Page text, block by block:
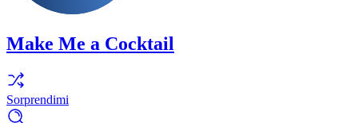
Make Me a Cocktail
Sorprendimi